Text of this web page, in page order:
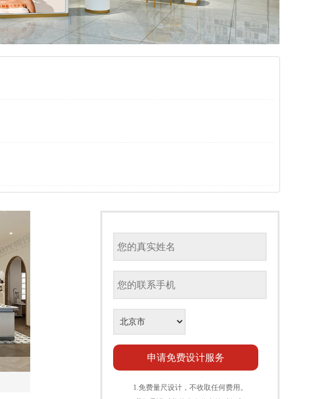
1.免费量尺设计，不收取任何费用。